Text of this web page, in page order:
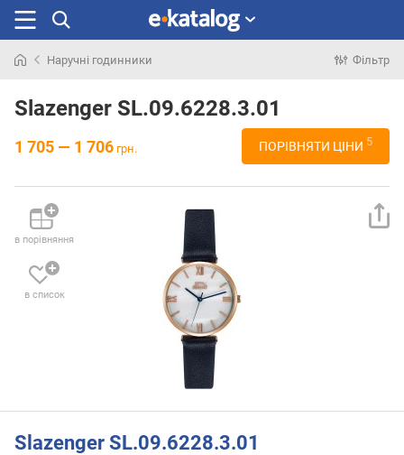
раніше
Наручні годинники Фільтр
Slazenger SL.09.6228.3.01
1 705 — 1 706 грн. ПОРІВНЯТИ ЦІНИ 5
в порівняння
в список
Slazenger SL.09.6228.3.01